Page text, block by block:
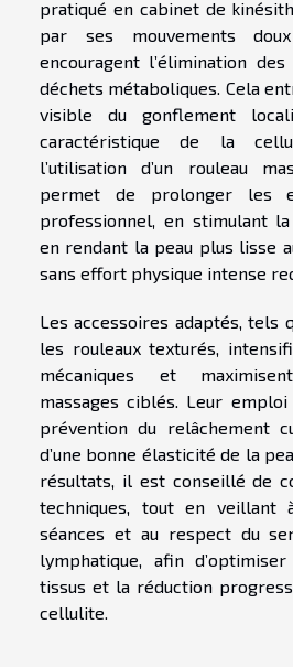
pratiqué en cabinet de
par ses mouvements
encouragent l’élimination
déchets métaboliques. Cela
visible du gonflement
caractéristique de la
l’utilisation d’un rouleau
permet de prolonger les
professionnel, en stimulant
en rendant la peau plus lisse
sans effort physique intense
Les accessoires adaptés, tels
les rouleaux texturés,
mécaniques et
massages ciblés. Leur
prévention du relâchement
d’une bonne élasticité de la
résultats, il est conseillé de
techniques, tout en veillant
séances et au respect du
lymphatique, afin
tissus et la réduction
cellulite.